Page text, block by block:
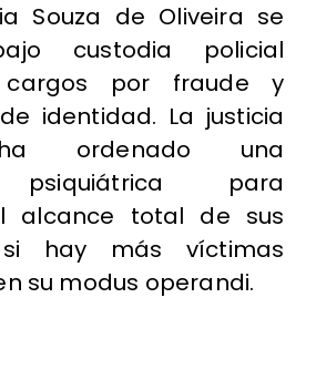
Souza de Oliveira se
custodia policial
cargos por fraude y
identidad. La justicia
ordenado una
psiquiátrica para
alcance total de sus
hay más víctimas
su modus operandi.